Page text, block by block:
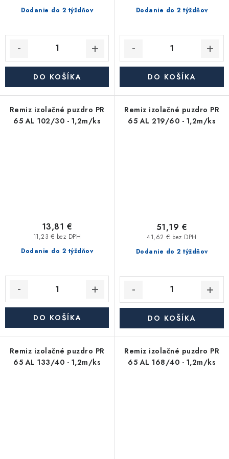
Dodanie do 2 týždňov
DO KOŠÍKA
Dodanie do 2 týždňov
DO KOŠÍKA
Remiz izolačné puzdro PR
65 AL 102/30 - 1,2m/ks
Dodanie do 2 týždňov
11,23 € bez DPH
13,81 €
DO KOŠÍKA
Remiz izolačné puzdro PR
65 AL 219/60 - 1,2m/ks
Dodanie do 2 týždňov
41,62 € bez DPH
51,19 €
DO KOŠÍKA
Remiz izolačné puzdro PR
65 AL 133/40 - 1,2m/ks
Remiz izolačné puzdro PR
65 AL 168/40 - 1,2m/ks